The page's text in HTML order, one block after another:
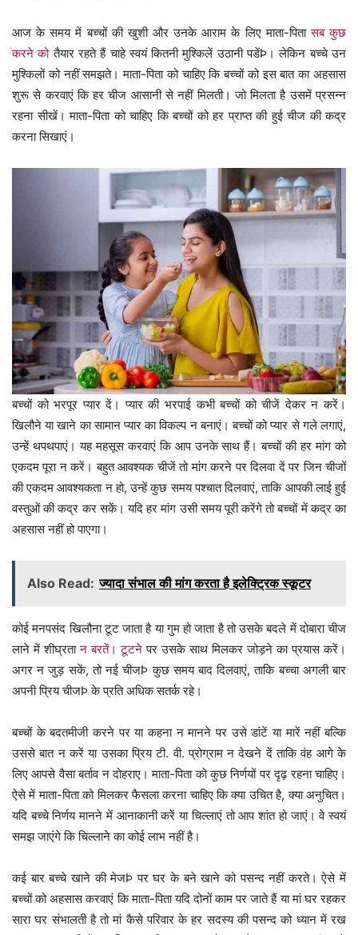
आज के समय में बच्चों की खुशी और उनके आराम के लिए माता-पितासब कुछ
करने कोतैयार रहते हैं चाहे स्वयं कितनी मुश्किलें उठानी पडेंÞ। लेकिन बच्चे उन
मुश्किलों को नहीं समझते। माता-पिता को चाहिए कि बच्चों को इस बात का अहसास
शुरू से करवाएं कि हर चीज आसानी से नहीं मिलती। जो मिलता है उसमें प्रसन्न
रहना सीखें। माता-पिता को चाहिए कि बच्चों को हर प्राप्त की हुई चीज की कद्र
करना सिखाएं।
बच्चों को भरपूर प्यार दें। प्यार की भरपाई कभी बच्चों को चीजें देकर न करें।
खिलौने या खाने का सामान प्यार का विकल्प न बनाएं। बच्चों को प्यार से गले लगाएं,
उन्हें थपथपाएं। यह महसूस करवाएं कि आप उनके साथ हैं। बच्चों की हर मांग को
एकदम पूरा न करें। बहुत आवश्यक चीजें तो मांग करने पर दिलवा दें पर जिन चीजों
की एकदम आवश्यकता न हो, उन्हें कुछ समय पश्चात दिलवाएं, ताकि आपकी लाई हुई
वस्तुओं की कद्र कर सकें। यदि हर मांग उसी समय पूरी करेंगे तो बच्चों में कद्र का
अहसास नहीं हो पाएगा।
Also Read: ज्यादा संभाल की मांग करता है इलेक्ट्रिक स्कूटर
कोई मनपसंद खिलौना टूट जाता है या गुम हो जाता है तो उसके बदले में दोबारा चीज
लाने में शीघ्रतान बरतें। टूटने पर उसके साथ मिलकर जोड़ने का प्रयास करें।
अगर न जुड़ सकें, तो नई चीजÞ कुछ समय बाद दिलवाएं, ताकि बच्चा अगली बार
अपनी प्रिय चीजÞ के प्रति अधिक सतर्क रहे।
बच्चों के बदतमीजी करने पर या कहना न मानने पर उसे डांटें या मारें नहीं बल्कि
उससे बात न करें या उसका प्रिय टी. वी. प्रोग्राम न देखने दें ताकि वंह आगे के
लिए आपसे वैसा बर्ताव न दोहराए। माता-पिता को कुछ निर्णयों पर दृढ़ रहना चाहिए।
ऐसे में माता-पिता को मिलकर फैसला करना चाहिए कि क्या उचित है, क्या अनुचित।
यदि बच्चे निर्णय मानने में आनाकानी करें या चिल्लाएं तो आप शांत हो जाएं। वे स्वयं
समझ जाएंगे कि चिल्लाने का कोई लाभ नहीं है।
कई बार बच्चे खाने की मेजÞ पर घर के बने खाने को पसन्द नहीं करते। ऐसे में
बच्चों को अहसास करवाएं कि माता-पिता यदि दोनों काम पर जाते हैं या मां घर रहकर
सारा घर संभालती है तो मां कैसे परिवार के हर सदस्य की पसन्द को ध्यान में रख